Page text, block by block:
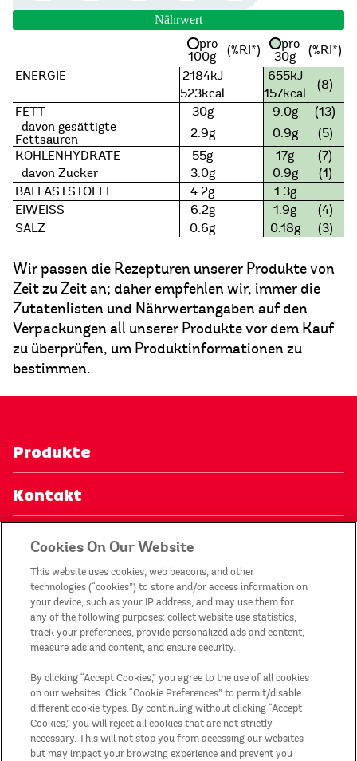
Nährwert
pro
100g
(%RI*)
pro
30g
(%RI*)
ENERGIE
2184kJ 655kJ
(8)
523kcal
157kcal
FETT
30g 9.0g
(13)
davon gesättigte
Fettsäuren
2.9g 0.9g
(5)
KOHLENHYDRATE
55g 17g
(7)
davon Zucker
3.0g 0.9g
(1)
BALLASTSTOFFE
4.2g
1.3g
EIWEISS
6.2g 1.9g
(4)
SALZ
0.6g 0.18g (3)
Wir passen die Rezepturen unserer Produkte von
Zeit zu Zeit an; daher empfehlen wir, immer die
Zutatenlisten und Nährwertangaben auf den
Verpackungen all unserer Produkte vor dem Kauf
zu überprüfen, um Produktinformationen zu
bestimmen.
Produkte
Kontakt
Datenschutzerklärung
Mein Konto
Impressum
Sitemap
Land/Region
Cookies On Our Website
This website uses cookies, web beacons, and other
technologies (“cookies”) to store and/or access information on
your device, such as your IP address, and may use them for
any of the following purposes: collect website use statistics,
track your preferences, provide personalized ads and content,
measure ads and content, and ensure security.
By clicking “Accept Cookies,” you agree to the use of all cookies
on our websites. Click “Cookie Preferences” to permit/disable
different cookie types. By continuing without clicking “Accept
Cookies,” you will reject all cookies that are not strictly
necessary. This will not stop you from accessing our websites
but may impact your browsing experience and prevent you